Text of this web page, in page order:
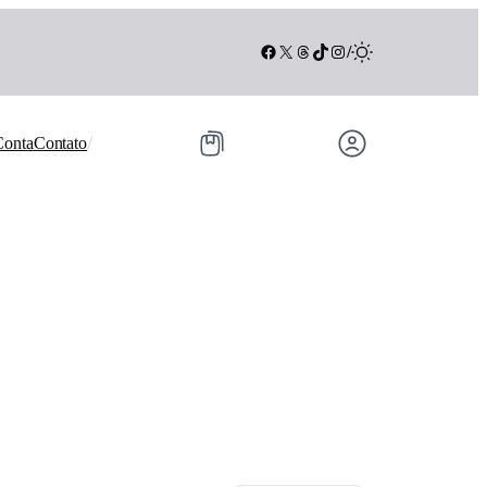
Facebook
X Threads
TikTok
Instagram
/
Contato/